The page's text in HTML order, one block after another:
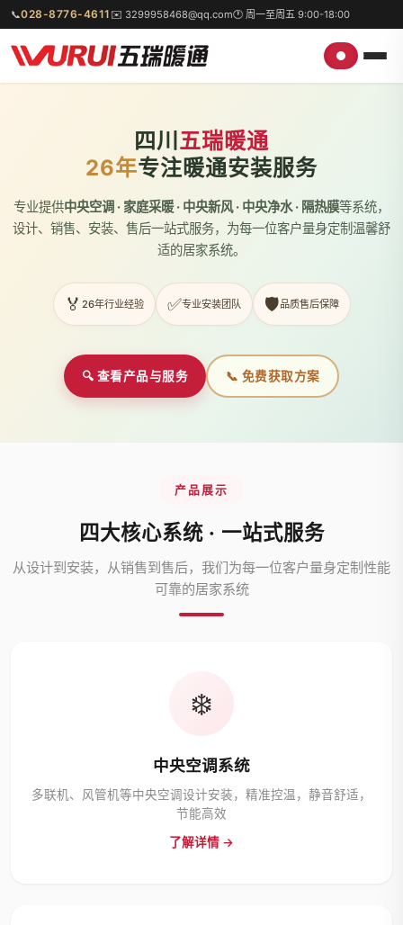
📞028-8776-4611 ✉️ 3299958468@qq.com🕐 周一至周五 9:00-18:00
四川 五瑞暖通
26年专注暖通安装服务
专业提供中央空调 · 家庭采暖 · 中央新风 · 中央净水 · 隔热膜等系统，
设计、销售、安装、售后一站式服务，为每一位客户量身定制温馨舒
适的居家系统。
🏅 26年行业经验 ✅专业安装团队 🛡️品质售后保障
🔍 查看产品与服务 📞 免费获取方案
产品展示
四大核心系统 · 一站式服务
从设计到安装，从销售到售后，我们为每一位客户量身定制性能
可靠的居家系统
❄️
中央空调系统
多联机、风管机等中央空调设计安装，精准控温，静音舒适，
节能高效
了解详情 →